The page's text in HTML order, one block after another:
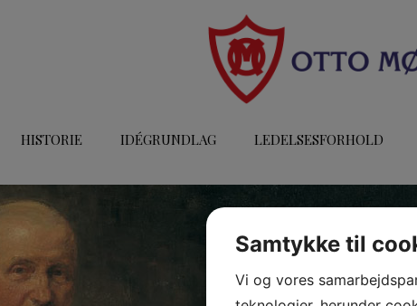
HISTORIE IDÉGRUNDLAG LEDELSESFORHOLD
Samtykke til
Vi og vores